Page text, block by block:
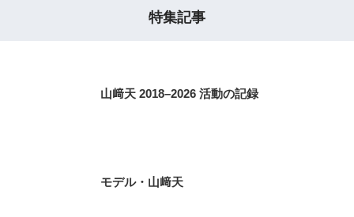
特集記事
山﨑天 2018–2026 活動の記録
モデル・山﨑天